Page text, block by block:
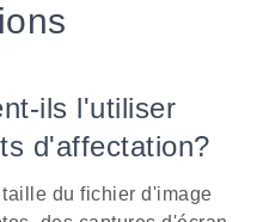
ils l'utiliser
d'affectation?
du fichier d'image